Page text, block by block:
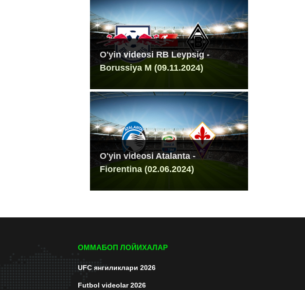
O'yin videosi RB Leypsig -
Borussiya M (09.11.2024)
O'yin videosi Atalanta -
Fiorentina (02.06.2024)
ОММАБОП ЛОЙИХАЛАР
UFC янгиликлари 2026
Futbol videolar 2026